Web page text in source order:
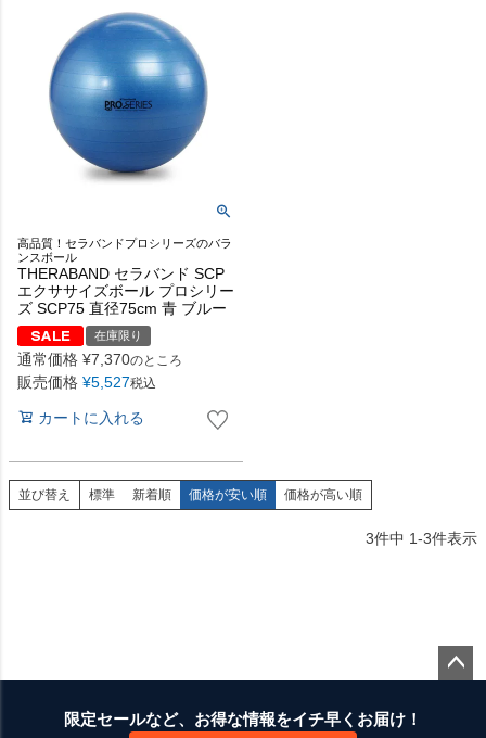
高品質！セラバンドプロシリーズのバラ
ンスボール
THERABAND セラバンド SCP
エクササイズボール プロシリー
ズ SCP75 直径75cm 青 ブルー
在庫限り
通常価格 ¥7,370のところ
販売価格 ¥5,527税込
カートに入れる
並び替え 標準 新着順 価格が安い順 価格が高い順
3件中 1-3件表示
限定セールなど、お得な情報をイチ早くお届け！